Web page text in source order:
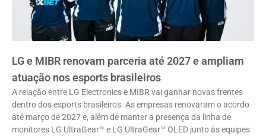
LG e MIBR renovam parceria até 2027 e ampliam
atuação nos esports brasileiros
A relação entre LG Electronics e MIBR vai ganhar novas frentes
dentro dos esports brasileiros. As empresas renovaram o acordo
até março de 2027 e, além de manter a presença da linha de
monitores LG UltraGear™ e LG UltraGear™ OLED junto às equipes